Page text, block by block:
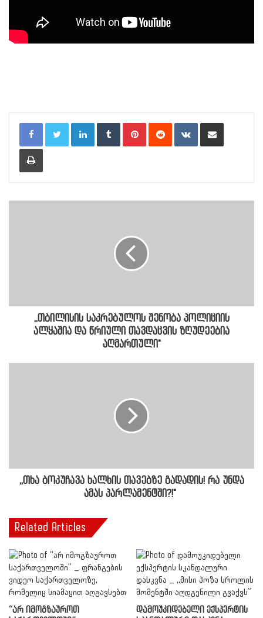
LinkedInTumblr PinterestReddit VKontakteShare via Email
Print
,,თბილისის საკრებულოს შენობა პოლიციის
ალყაშია და წრიული თავდაცვის ზღუდეებია
აღმართული"
,,თხა ბოკუჩავა ხალხის თავებზე გადადის! რა უნდა
ამას პარლამენტში?!"
Related Articles
“არ იმოგზაუროთ
დამოუკიდებელი ექსპერტის